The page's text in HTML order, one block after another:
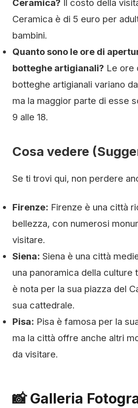
Ceramica? Il costo della
Ceramica è di 5 euro per
bambini.
Quanto sono le ore di
botteghe artigianali? Le ore
botteghe artigianali variano da
ma la maggior parte di esse
9 alle 18.
Cosa vedere
Se ti trovi qui, non perdere
Firenze: Firenze è una città
bellezza, con numerosi
visitare.
Siena: Siena è una città
una panoramica della culture
è nota per la sua piazza del
sua cattedrale.
Pisa: Pisa è famosa per la
ma la città offre anche altri
da visitare.
📸 Galleria